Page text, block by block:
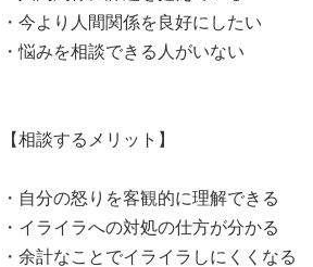
・今より人間関係を良好にしたい
・悩みを相談できる人がいない
【相談するメリット】
・自分の怒りを客観的に理解できる
・イライラへの対処の仕方が分かる
・余計なことでイライラしにくくなる